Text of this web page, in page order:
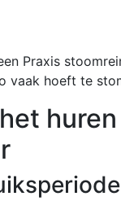
Praxis
vaak hoeft te